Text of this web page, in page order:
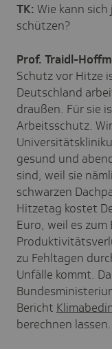
TK: Wie kann
schützen?
Prof. Traidl-
Schutz vor Hitze
Deutschland
draußen. Für sie
Arbeitsschutz.
gesund und
sind, weil sie
schwarzen
Hitzetag kostet
Euro, weil es zum
zu Fehltagen
Unfälle kommt.
Bericht
berechnen lassen.